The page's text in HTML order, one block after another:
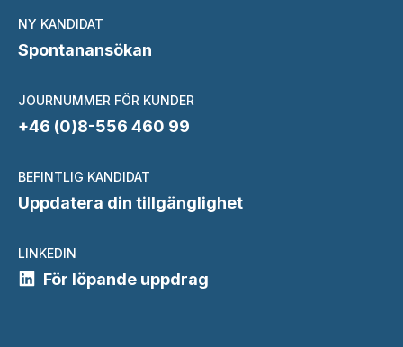
NY KANDIDAT
Spontanansökan
JOURNUMMER FÖR KUNDER
+46 (0)8-556 460 99
BEFINTLIG KANDIDAT
Uppdatera din tillgänglighet
LINKEDIN
För löpande uppdrag